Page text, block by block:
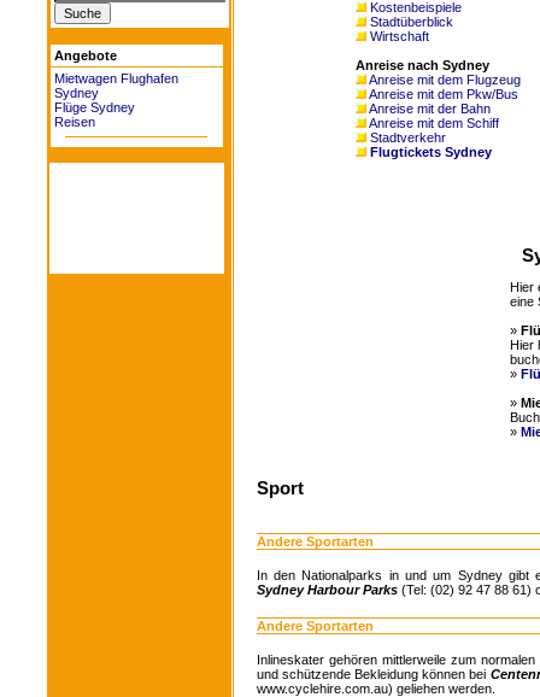
Angebote
Mietwagen Flughafen
Sydney
Flüge Sydney
Reisen
Kostenbeispiele
Stadtüberblick
Wirtschaft
Anreise nach Sydney
Anreise mit dem Flugzeug
Anreise mit dem Pkw/Bus
Anreise mit der Bahn
Anreise mit dem Schiff
Stadtverkehr
Flugtickets Sydney
Hier
eine
»
Hier
»
»
»
Sport
Andere Sportarten
In den Nationalparks in und um Sydney gibt
Sydney Harbour Parks (Tel: (02) 92 47 88 61)
Andere Sportarten
Inlineskater gehören mittlerweile zum
und schützende Bekleidung können bei
www.cyclehire.com.au) geliehen werden.